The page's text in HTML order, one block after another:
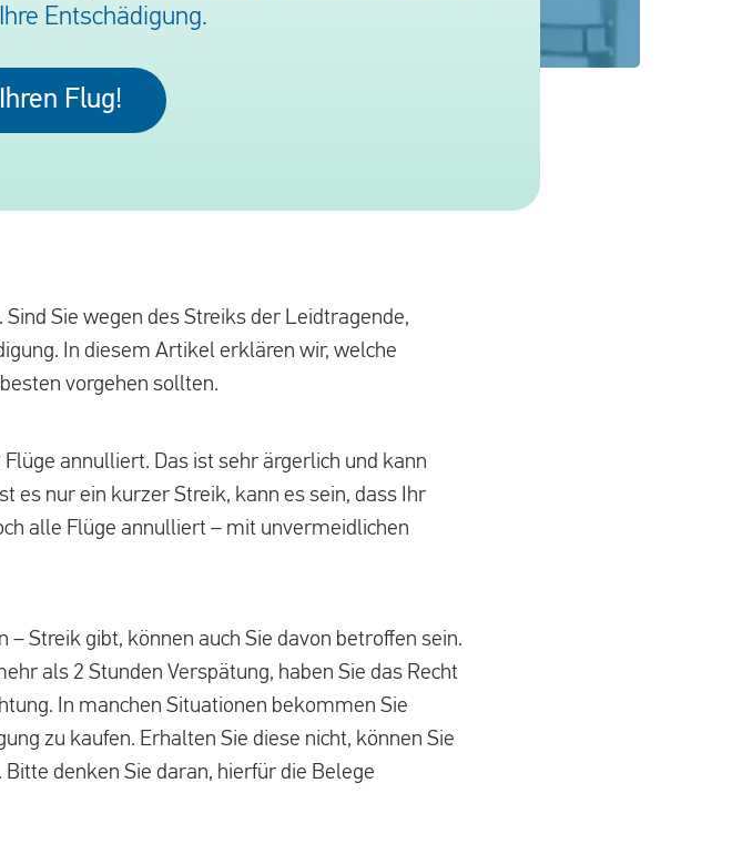
Entschädigung.
Flug!
Sie wegen des Streiks der Leidtragende,
In diesem Artikel erklären wir, welche
vorgehen sollten.
annulliert. Das ist sehr ärgerlich und kann
es nur ein kurzer Streik, kann es sein, dass Ihr
alle Flüge annulliert – mit unvermeidlichen
– Streik gibt, können auch Sie davon betroffen sein.
als 2 Stunden Verspätung, haben Sie das Recht
In manchen Situationen bekommen Sie
zu kaufen. Erhalten Sie diese nicht, können Sie
denken Sie daran, hierfür die Belege